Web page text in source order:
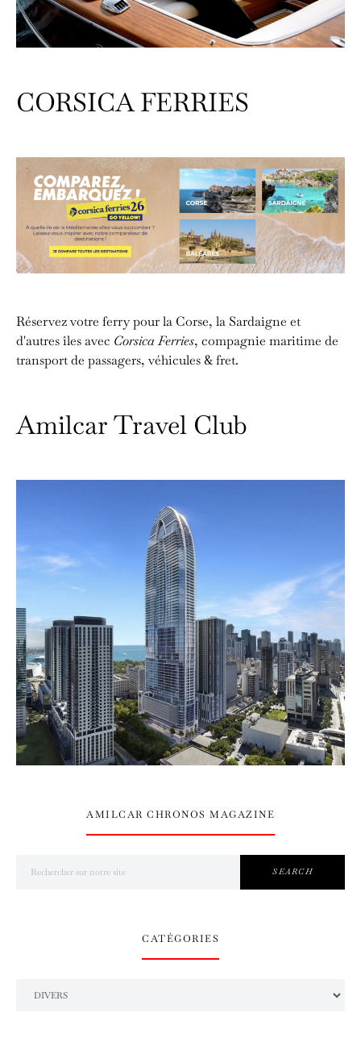
CORSICA FERRIES
Réservez votre ferry pour la Corse, la Sardaigne et
d'autres îles avec Corsica Ferries, compagnie maritime de
transport de passagers, véhicules & fret.
Amilcar Travel Club
AMILCAR CHRONOS MAGAZINE
SEARCH
CATÉGORIES